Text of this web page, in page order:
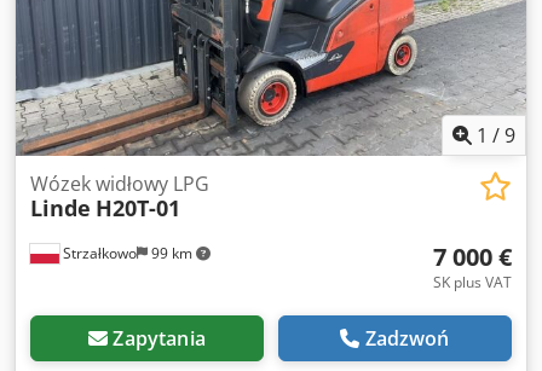
1 /9
Strzałkowo 99 km
Wózek widłowy LPG
Linde H20T-01
7 000 €
SK plus VAT
Zapytania Zadzwoń